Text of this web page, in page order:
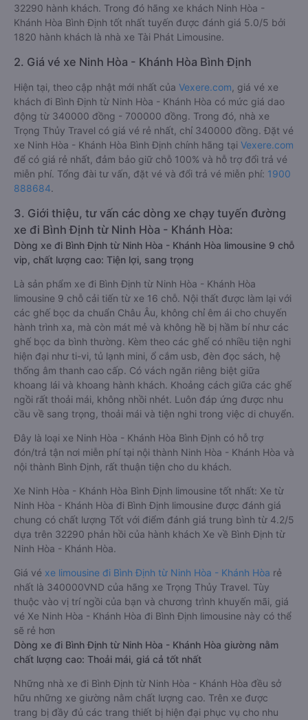
32290 hành khách. Trong đó hãng xe khách Ninh Hòa -
Khánh Hòa Bình Định tốt nhất tuyến được đánh giá 5.0/5 bởi
1820 hành khách là nhà xe Tài Phát Limousine.
2. Giá vé xe Ninh Hòa - Khánh Hòa Bình Định
Hiện tại, theo cập nhật mới nhất của Vexere.com , giá vé xe
khách đi Bình Định từ Ninh Hòa - Khánh Hòa có mức giá dao
động từ 340000 đồng - 700000 đồng. Trong đó, nhà xe
Trọng Thủy Travel có giá vé rẻ nhất, chỉ 340000 đồng. Đặt vé
xe Ninh Hòa - Khánh Hòa Bình Định chính hãng tại Vexere.com
để có giá rẻ nhất, đảm bảo giữ chỗ 100% và hỗ trợ đổi trả vé
miễn phí. Tổng đài tư vấn, đặt vé và đổi trả vé miễn phí: 1900
888684.
3. Giới thiệu, tư vấn các dòng xe chạy tuyến đường
xe đi Bình Định từ Ninh Hòa - Khánh Hòa:
Dòng xe đi Bình Định từ Ninh Hòa - Khánh Hòa limousine 9 chỗ
vip, chất lượng cao: Tiện lợi, sang trọng
Là sản phẩm xe đi Bình Định từ Ninh Hòa - Khánh Hòa
limousine 9 chỗ cải tiến từ xe 16 chỗ. Nội thất được làm lại với
các ghế bọc da chuẩn Châu Âu, không chỉ êm ái cho chuyến
hành trình xa, mà còn mát mẻ và không hề bị hầm bí như các
ghế bọc da bình thường. Kèm theo các ghế có nhiều tiện nghi
hiện đại như ti-vi, tủ lạnh mini, ổ cắm usb, đèn đọc sách, hệ
thống âm thanh cao cấp. Có vách ngăn riêng biệt giữa
khoang lái và khoang hành khách. Khoảng cách giữa các ghế
ngồi rất thoải mái, không nhồi nhét. Luôn đáp ứng được nhu
cầu về sang trọng, thoải mái và tiện nghi trong việc di chuyển.
Đây là loại xe Ninh Hòa - Khánh Hòa Bình Định có hỗ trợ
đón/trả tận nơi miễn phí tại nội thành Ninh Hòa - Khánh Hòa và
nội thành Bình Định, rất thuận tiện cho du khách.
Xe Ninh Hòa - Khánh Hòa Bình Định limousine tốt nhất: Xe từ
Ninh Hòa - Khánh Hòa đi Bình Định limousine được đánh giá
chung có chất lượng Tốt với điểm đánh giá trung bình từ 4.2/5
dựa trên 32290 phản hồi của hành khách Xe về Bình Định từ
Ninh Hòa - Khánh Hòa.
Giá vé xe limousine đi Bình Định từ Ninh Hòa - Khánh Hòa rẻ
nhất là 340000VND của hãng xe Trọng Thủy Travel. Tùy
thuộc vào vị trí ngồi của bạn và chương trình khuyến mãi, giá
vé Xe Ninh Hòa - Khánh Hòa đi Bình Định limousine này có thể
sẽ rẻ hơn
Dòng xe đi Bình Định từ Ninh Hòa - Khánh Hòa giường nằm
chất lượng cao: Thoải mái, giá cả tốt nhất
Những nhà xe đi Bình Định từ Ninh Hòa - Khánh Hòa đều sở
hữu những xe giường nằm chất lượng cao. Trên xe được
trang bị đầy đủ các trang thiết bị hiện đại phục vụ cho nhu